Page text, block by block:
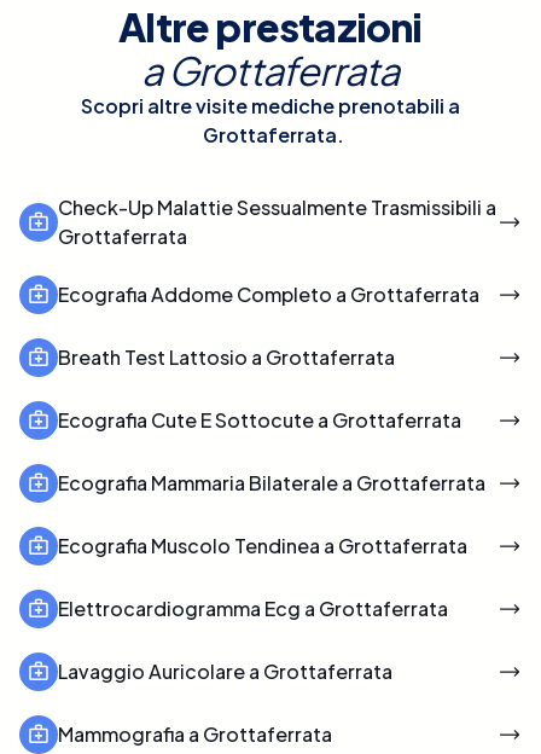
Altre prestazioni
aGrottaferrata
Scopri altre visite mediche prenotabili a
Grottaferrata.
Check-Up Malattie Sessualmente Trasmissibili a
Grottaferrata
Ecografia Addome Completo a Grottaferrata
Breath Test Lattosio a Grottaferrata
Ecografia Cute E Sottocute a Grottaferrata
Ecografia Mammaria Bilaterale a Grottaferrata
Ecografia Muscolo Tendinea a Grottaferrata
Elettrocardiogramma Ecg a Grottaferrata
Lavaggio Auricolare a Grottaferrata
Mammografia a Grottaferrata